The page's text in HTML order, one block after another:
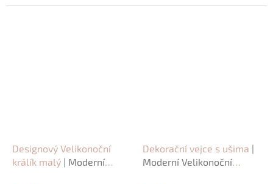
Designový Velikonoční
králík malý | Moderní
Dekorační vejce s ušima |
Moderní Velikonoční